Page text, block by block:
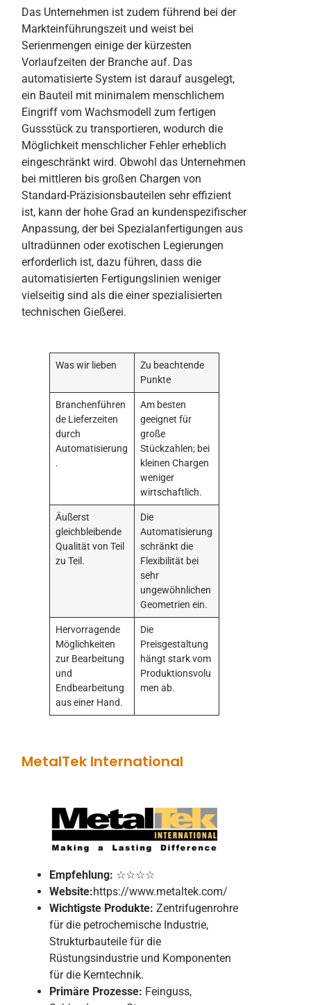
Das Unternehmen ist zudem führend bei der
Markteinführungszeit und weist bei
Serienmengen einige der kürzesten
Vorlaufzeiten der Branche auf. Das
automatisierte System ist darauf ausgelegt,
ein Bauteil mit minimalem menschlichem
Eingriff vom Wachsmodell zum fertigen
Gussstück zu transportieren, wodurch die
Möglichkeit menschlicher Fehler erheblich
eingeschränkt wird. Obwohl das Unternehmen
bei mittleren bis großen Chargen von
Standard-Präzisionsbauteilen sehr effizient
ist, kann der hohe Grad an kundenspezifischer
Anpassung, der bei Spezialanfertigungen aus
ultradünnen oder exotischen Legierungen
erforderlich ist, dazu führen, dass die
automatisierten Fertigungslinien weniger
vielseitig sind als die einer spezialisierten
technischen Gießerei.
Was wir lieben
Zu beachtende
Punkte
Branchenführen
de Lieferzeiten
durch
Automatisierung
.
Am besten
geeignet für
große
Stückzahlen; bei
kleinen Chargen
weniger
wirtschaftlich.
Äußerst
gleichbleibende
Qualität von Teil
zu Teil.
Die
Automatisierung
schränkt die
Flexibilität bei
sehr
ungewöhnlichen
Geometrien ein.
Hervorragende
Möglichkeiten
zur Bearbeitung
und
Endbearbeitung
aus einer Hand.
Die
Preisgestaltung
hängt stark vom
Produktionsvolu
men ab.
MetalTek International
Empfehlung: ☆☆☆☆
Website:https://www.metaltek.com/
Wichtigste Produkte: Zentrifugenrohre
für die petrochemische Industrie,
Strukturbauteile für die
Rüstungsindustrie und Komponenten
für die Kerntechnik.
Primäre Prozesse: Feinguss,